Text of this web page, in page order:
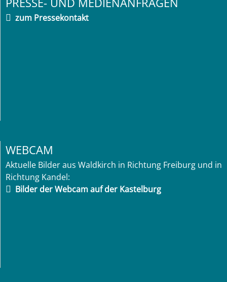
zum Pressekontakt
WEBCAM
Aktuelle Bilder aus Waldkirch in Richtung Freiburg und in
Richtung Kandel:
Bilder der Webcam auf der Kastelburg